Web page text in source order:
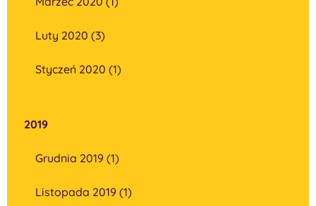
Luty 2020 (3)
Styczeń 2020 (1)
2019
Grudnia 2019 (1)
Listopada 2019 (1)